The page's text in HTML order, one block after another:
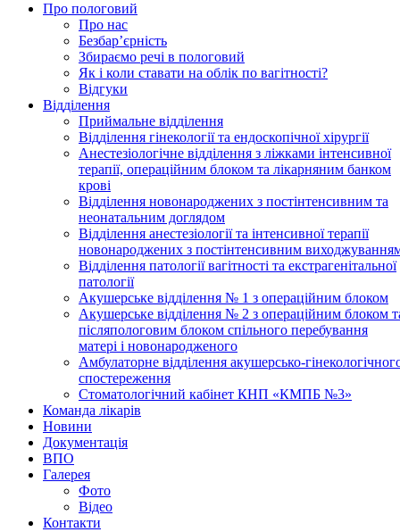
Про пологовий
Про нас
Безбар’єрність
Збираємо речі в пологовий
Як і коли ставати на облік по вагітності?
Відгуки
Відділення
Приймальне відділення
Відділення гінекології та ендоскопічної хірургії
Анестезіологічне відділення з ліжками інтенсивної
терапії, операційним блоком та лікарняним банком
крові
Відділення новонароджених з постінтенсивним та
неонатальним доглядом
Відділення анестезіології та інтенсивної терапії
новонароджених з постінтенсивним
Відділення патології вагітності та екстрагенітальної
патології
Акушерське відділення № 1 з операційним блоком
Акушерське відділення № 2 з операційним блоком
післяпологовим блоком спільного перебування
матері і новонародженого
Амбулаторне відділення акушерсько-
спостереження
Стоматологічний кабінет КНП «КМПБ №3»
Команда лікарів
Новини
Документація
ВПО
Галерея
Фото
Відео
Контакти